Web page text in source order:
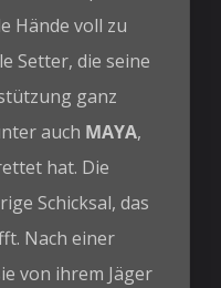
Hände voll zu
Setter, die seine
ganz
auch MAYA,
hat. Die
Schicksal, das
Nach einer
von ihrem Jäger